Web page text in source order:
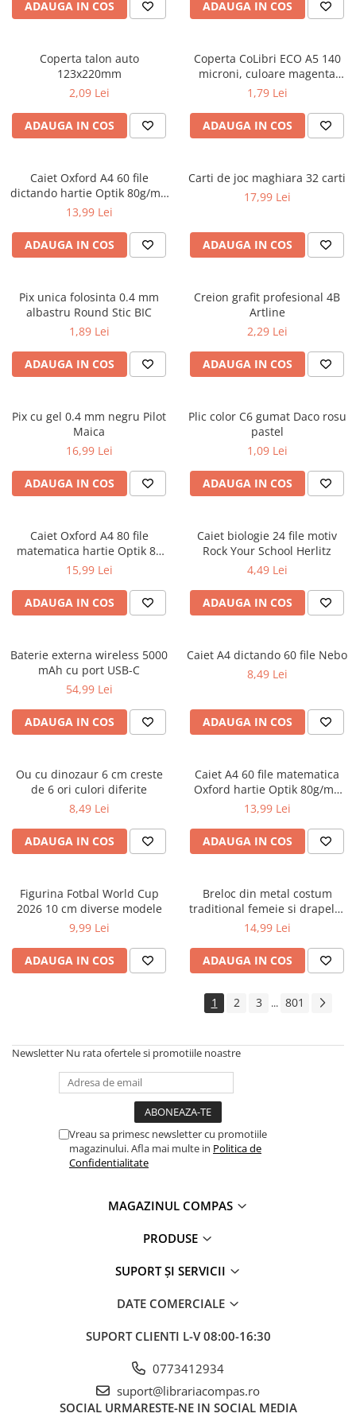
Caiete geografie și biologie
Caiete foi veline
Rezerve pentru caiete
Vocabulare
Blocuri de desen școlare
Hârtie pentru lucru manual
Rigle și Echere
Raportoare
Compasuri
Truse geometrie
Ghiozdane și rucsacuri
Ghiozdane școlare
Rucsacuri școlare și casual
Ghiozdane pentru grădinită
Penare
Penare echipate
Penare neechipate
Penare tip etui
Acuarele și pensule școlare
Pensule școlare
Pahare și palete pictură
ficțiune
Biografii și memorii
Parenting și educație
Sănătate și stil de viață
Artă și fotografie
Ghiduri și hărți
Afaceri și economie
Religie și spiritualitate
Știință și tehnologie
Gastronomie și hobby
Filosofie și eseuri
Dicționare și ghiduri de conversație
Literatură în limbi străine
Mine și rezerve
Corectoare și radiere
Instrumente de scris premium
Stilouri premium
Avioane de jucărie
Masinuțe cu telecomandă
Jucării de pluș
Jucării și articole pentru bebeluși
Jucării pentru bebeluși
Camera Bebe
Jucării pentru apă și baie
Jucării din lemn
Outdoor
Roboți
ADAUGA IN COS ADAUGA IN COS
Coperta talon auto
123x220mm
2,09 Lei
ADAUGA IN COS
Coperta CoLibri ECO A5 140
microni, culoare magenta
opac
1,79 Lei
ADAUGA IN COS
Caiet Oxford A4 60 file
dictando hartie Optik 80g/mp
Touch Pastel
13,99 Lei
ADAUGA IN COS
Carti de joc maghiara 32 carti
17,99 Lei
ADAUGA IN COS
Pix unica folosinta 0.4 mm
albastru Round Stic BIC
1,89 Lei
ADAUGA IN COS
Creion grafit profesional 4B
Artline
2,29 Lei
ADAUGA IN COS
Pix cu gel 0.4 mm negru Pilot
Maica
16,99 Lei
ADAUGA IN COS
Plic color C6 gumat Daco rosu
pastel
1,09 Lei
ADAUGA IN COS
Caiet Oxford A4 80 file
matematica hartie Optik 80
g/mp motiv Teenager
15,99 Lei
ADAUGA IN COS
Caiet biologie 24 file motiv
Rock Your School Herlitz
4,49 Lei
ADAUGA IN COS
Baterie externa wireless 5000
mAh cu port USB-C
54,99 Lei
ADAUGA IN COS
Caiet A4 dictando 60 file Nebo
8,49 Lei
ADAUGA IN COS
Ou cu dinozaur 6 cm creste
de 6 ori culori diferite
8,49 Lei
ADAUGA IN COS
Caiet A4 60 file matematica
Oxford hartie Optik 80g/mp
motiv Touch Pastel
13,99 Lei
ADAUGA IN COS
Figurina Fotbal World Cup
2026 10 cm diverse modele
9,99 Lei
ADAUGA IN COS
Breloc din metal costum
traditional femeie si drapelul
Romaniei 9 cm
14,99 Lei
ADAUGA IN COS
1 2 3 ... 801
Newsletter Nu rata ofertele si promotiile noastre
Vreau sa primesc newsletter cu promotiile
magazinului. Afla mai multe in Politica de
Confidentialitate
MAGAZINUL COMPAS
PRODUSE
SUPORT ȘI SERVICII
DATE COMERCIALE
SUPORT CLIENTI L-V 08:00-16:30
0773412934
suport@librariacompas.ro
SOCIAL URMARESTE-NE IN SOCIAL MEDIA